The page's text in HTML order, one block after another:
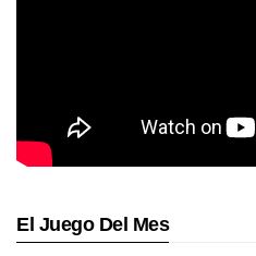
El Juego Del Mes